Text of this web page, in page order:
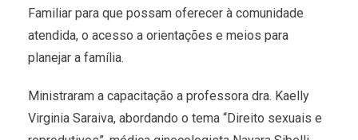
Familiar para que possam oferecer à comunidade
atendida, o acesso a orientações e meios para
planejar a família.
Ministraram a capacitação a professora dra. Kaelly
Virginia Saraiva, abordando o tema “Direito sexuais e